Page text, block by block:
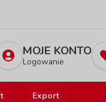
MOJE KONTO
Logowanie
Export